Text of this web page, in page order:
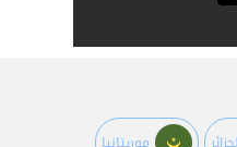
موريتانيا